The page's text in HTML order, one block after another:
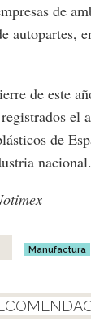
de
autopartes,
de este
el
de
nacional.
Manufactura